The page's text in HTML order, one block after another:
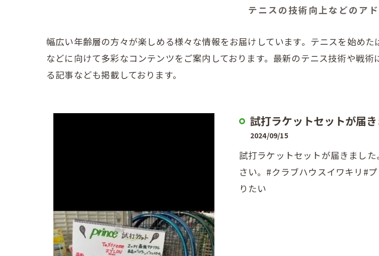
テニスの技術向上などのア
幅広い年齢層の方々が楽しめる様々な情報をお届けしています。テニスを始め
などに向けて多彩なコンテンツをご案内しております。最新のテニス技術や戦
る記事なども掲載しております。
試打ラケットセットが届き
2024/09/15
試打ラケットセットが届きまし
さい。#クラブハウスイワキリ#
りたい